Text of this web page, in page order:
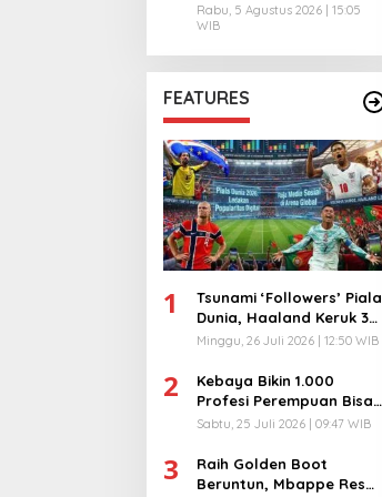
Rabu, 5 Agustus 2026 | 15:05
WIB
FEATURES
1
Tsunami ‘Followers’ Piala
Dunia, Haaland Keruk 32
Juta, Kiper 40 Tahun
Minggu, 26 Juli 2026 | 12:50 WIB
2
Kebaya Bikin 1.000
Profesi Perempuan Bisa
Menyatu di Arena
Sabtu, 25 Juli 2026 | 09:47 WIB
3
Raih Golden Boot
Beruntun, Mbappe Resmi